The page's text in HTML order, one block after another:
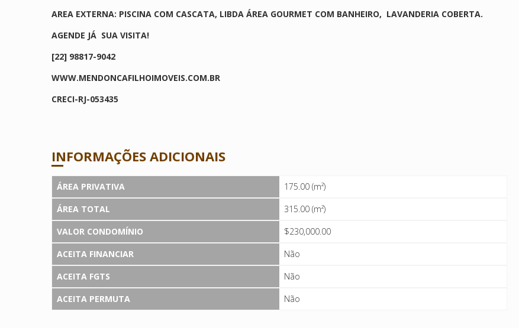
AREA EXTERNA: PISCINA COM CASCATA, LIBDA ÁREA GOURMET COM BANHEIRO, LAVANDERIA COBERTA.
AGENDE JÁ SUA VISITA!
[22] 98817-9042
WWW.MENDONCAFILHOIMOVEIS.COM.BR
CRECI-RJ-053435
INFORMAÇÕES ADICIONAIS
ÁREA PRIVATIVA
175.00 (m²)
ÁREA TOTAL
315.00 (m²)
VALOR CONDOMÍNIO
$230,000.00
ACEITA FINANCIAR
Não
ACEITA FGTS
Não
ACEITA PERMUTA
Não